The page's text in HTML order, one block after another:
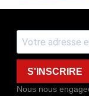
S'INSCRIRE
Nous nous